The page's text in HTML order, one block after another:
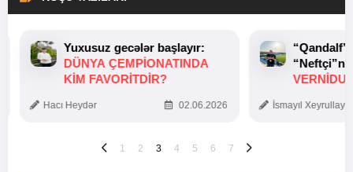
Yuxusuz gecələr başlayır:
DÜNYA ÇEMPIONATINDA
KIM FAVORITDIR?
Hacı Heydər 02.06.2026 İsmayıl
1 2 3 4 5 6 7